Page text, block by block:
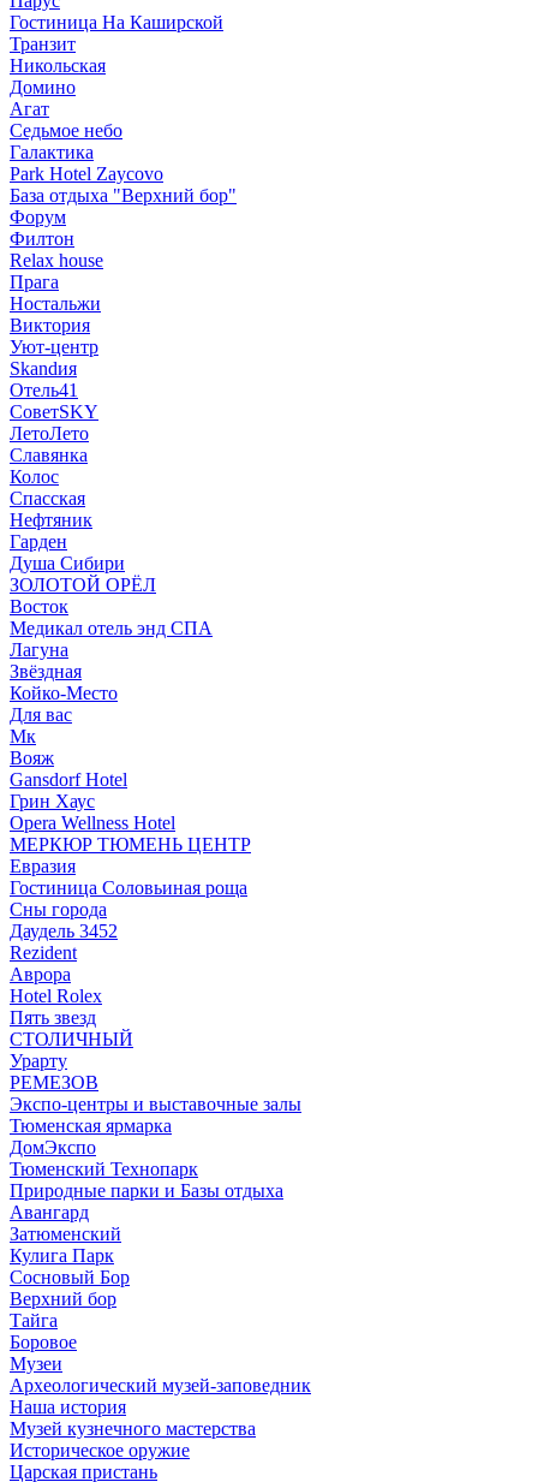
Гостиница На Каширской
Транзит
Никольская
Домино
Агат
Седьмое небо
Галактика
Park Hotel Zaycovo
База отдыха "Верхний бор"
Форум
Филтон
Relax house
Прага
Ностальжи
Виктория
Уют-центр
Skandия
Отель41
СоветSKY
ЛетоЛето
Славянка
Колос
Спасская
Нефтяник
Гарден
Душа Сибири
ЗОЛОТОЙ ОРЁЛ
Восток
Медикал отель энд СПА
Лагуна
Звёздная
Койко-Место
Для вас
Мк
Вояж
Gansdorf Hotel
Грин Хаус
Opera Wellness Hotel
МЕРКЮР ТЮМЕНЬ ЦЕНТР
Евразия
Гостиница Соловьиная роща
Сны города
Даудель 3452
Rezident
Аврора
Hotel Rolex
Пять звезд
СТОЛИЧНЫЙ
Урарту
РЕМЕЗОВ
Экспо-центры и выставочные залы
Тюменская ярмарка
ДомЭкспо
Тюменский Технопарк
Природные парки и Базы отдыха
Авангард
Затюменский
Кулига Парк
Сосновый Бор
Верхний бор
Тайга
Боровое
Музеи
Археологический музей-заповедник
Наша история
Музей кузнечного мастерства
Историческое оружие
Царская пристань